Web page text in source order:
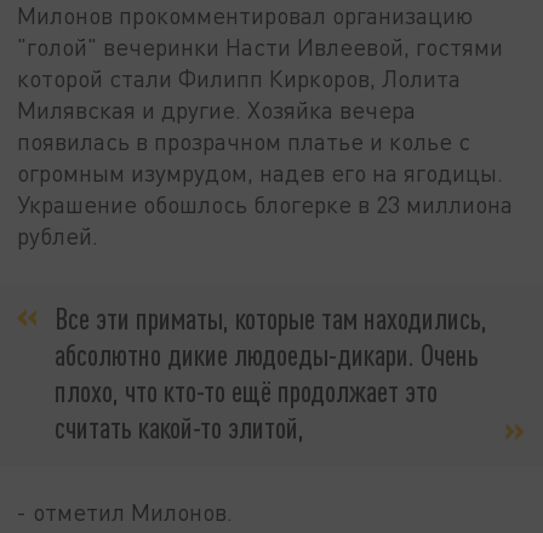
Милонов прокомментировал организацию
"голой" вечеринки Насти Ивлеевой, гостями
которой стали Филипп Киркоров, Лолита
Милявская и другие. Хозяйка вечера
появилась в прозрачном платье и колье с
огромным изумрудом, надев его на ягодицы.
Украшение обошлось блогерке в 23 миллиона
рублей.
Все эти приматы, которые там находились,
абсолютно дикие людоеды-дикари. Очень
плохо, что кто-то ещё продолжает это
считать какой-то элитой,
- отметил Милонов.